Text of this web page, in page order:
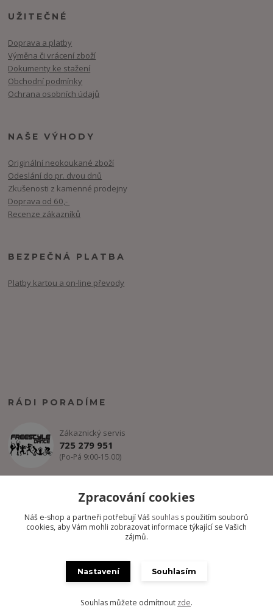
UŽITEČNÉ
Doprava a platby
Výměna či vrácení zboží
Dokumenty ke stažení
Obchodní podmínky
Ochrana osobních údajů
NAŠE VÝHODY
Originální neokoukané zboží
Odeslání do pr. dvou dnů
Zkušenosti z kamenné prodejny
Doprava od 60,-
Recenze zákazníků
BEZPEČNÁ PLATBA
Platby kartou a on-line převody
RÁDI PORADÍME
Zákaznický servis
725 279 951
(Po-Pá 9:00-15.00)
Copyright @ FREESTYLE-DANCE.CZ 2012-2024 - Všechny práva
Vytvořeno na
Eshop-rychle.cz
Zpracování cookies
Náš e-shop a partneři potřebují Váš souhlas s použitím souborů
cookies, aby Vám mohli zobrazovat informace týkající se Vašich
zájmů.
Nastavení Souhlasím
Souhlas můžete odmítnout zde.